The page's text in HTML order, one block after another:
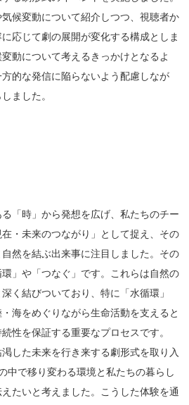
候変動について紹介しつつ、視聴者か
応じて劇の展開が変化する構成としま
動について考えるきっかけとなるよ
的な発信に陥らないよう配慮しなが
ました。
「時」から発想を広げ、私たちのチー
・未来のつながり」として捉え、その
然を結ぶ出来事に注目しました。その
」や「つなぐ」です。これらは自然の
く結びついており、特に「水循環」
海をめぐりながら生命活動を支えると
性を保証する重要なプロセスです。
した未来を行き来する劇形式を取り入
中で移り変わる環境と私たちの暮らし
たいと考えました。こうした体験を通